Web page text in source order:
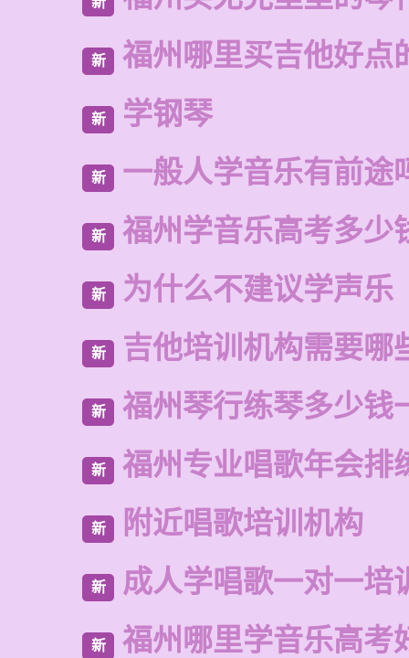
新 福州哪里买吉他好点
新 学钢琴
新 一般人学音乐有前途
新 福州学音乐高考多少
新 为什么不建议学声乐
新 吉他培训机构需要哪
新 福州琴行练琴多少钱
新 福州专业唱歌年会排
新 附近唱歌培训机构
新 成人学唱歌一对一培
新 福州哪里学音乐高考